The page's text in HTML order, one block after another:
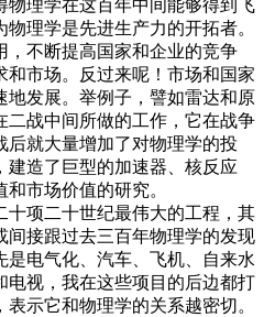
物理学在这百年中间能够得到飞
理学是先进生产力的开拓者。
，不断提高国家和企业的竞争
和市场。反过来呢！市场和国家
地发展。举例子，譬如雷达和原
二战中间所做的工作，它在战争
就大量增加了对物理学的投
建造了巨型的加速器、核反应
市场价值的研究。
十项二十世纪最伟大的工程，其
间接跟过去三百年物理学的发现
电气化、汽车、飞机、自来水
电视，我在这些项目的后边都打
表示它和物理学的关系越密切。